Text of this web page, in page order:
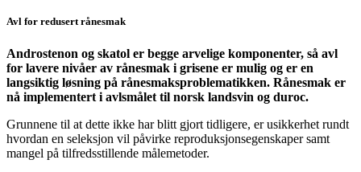
Avl for redusert rånesmak
Androstenon og skatol er begge arvelige komponenter, så avl
for lavere nivåer av rånesmak i grisene er mulig og er en
langsiktig løsning på rånesmaksproblematikken. Rånesmak er
nå implementert i avlsmålet til norsk landsvin og duroc.
Grunnene til at dette ikke har blitt gjort tidligere, er usikkerhet rundt
hvordan en seleksjon vil påvirke reproduksjonsegenskaper samt
mangel på tilfredsstillende målemetoder.